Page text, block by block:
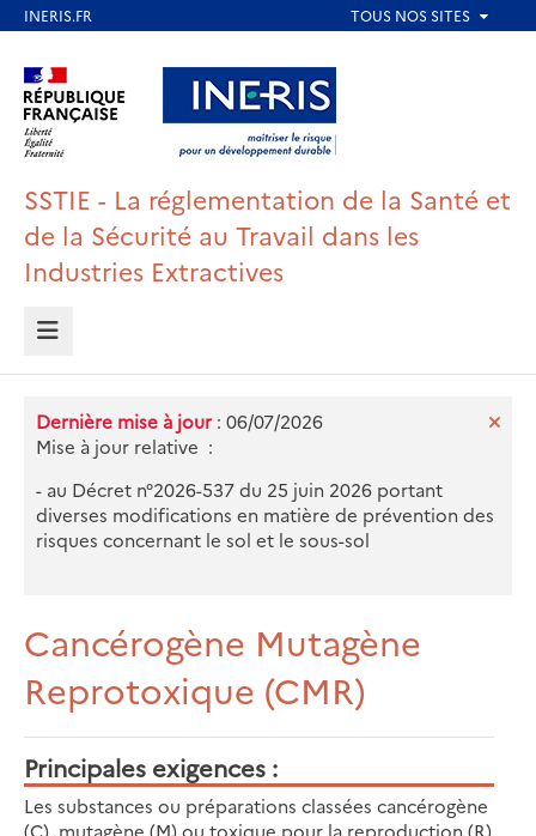
contenu
principal
Aller au contenu Aller au menu
Aller au pied de page
SSTIE - La réglementation de la Santé et
de la Sécurité au Travail dans les
Industries Extractives
MENU
Dernière mise à jour : 06/07/2026
Mise à jour relative :
- au Décret n°2026-537 du 25 juin 2026 portant
diverses modifications en matière de prévention des
risques concernant le sol et le sous-sol
Cancérogène Mutagène
Reprotoxique (CMR)
Principales exigences
Les substances ou préparations classées cancérogène